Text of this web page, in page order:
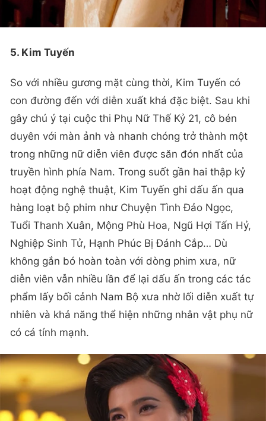
5. Kim Tuyến
So với nhiều gương mặt cùng thời, Kim Tuyến có
con đường đến với diễn xuất khá đặc biệt. Sau khi
gây chú ý tại cuộc thi Phụ Nữ Thế Kỷ 21, cô bén
duyên với màn ảnh và nhanh chóng trở thành một
trong những nữ diễn viên được săn đón nhất của
truyền hình phía Nam. Trong suốt gần hai thập kỷ
hoạt động nghệ thuật, Kim Tuyến ghi dấu ấn qua
hàng loạt bộ phim như Chuyện Tình Đảo Ngọc,
Tuổi Thanh Xuân, Mộng Phù Hoa, Ngũ Hợi Tấn Hỷ,
Nghiệp Sinh Tử, Hạnh Phúc Bị Đánh Cắp… Dù
không gắn bó hoàn toàn với dòng phim xưa, nữ
diễn viên vẫn nhiều lần để lại dấu ấn trong các tác
phẩm lấy bối cảnh Nam Bộ xưa nhờ lối diễn xuất tự
nhiên và khả năng thể hiện những nhân vật phụ nữ
có cá tính mạnh.